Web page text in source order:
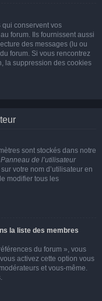
conservent vos
forum. Ils fournissent aussi
des messages (lu ou
forum. Si vous rencontrez
la suppression des cookies
sont stockés dans notre
Panneau de l’utilisateur
votre nom d’utilisateur en
modifier tous les
la liste des membres
du forum », vous
activez cette option vous
et vous-même.